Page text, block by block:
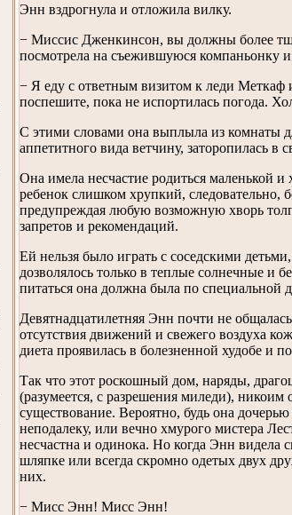
Энн вздрогнула и отложила вилку.
− Миссис Дженкинсон, вы должны более
посмотрела на съежившуюся компаньонку и
− Я еду с ответным визитом к леди Меткаф
поспешите, пока не испортилась погода.
С этими словами она выплыла из комнаты
аппетитного вида ветчину, заторопилась в
Она имела несчастие родиться маленькой и
ребенок слишком хрупкий, следовательно,
предупреждая любую возможную хворь
запретов и рекомендаций.
Ей нельзя было играть с соседскими
дозволялось только в теплые солнечные и
питаться она должна была по специальной
Девятнадцатилетняя Энн почти не
отсутствия движений и свежего воздуха
диета проявилась в болезненной худобе и
Так что этот роскошный дом, наряды,
(разумеется, с разрешения миледи),
существование. Вероятно, будь она
неподалеку, или вечно хмурого мистера
несчастна и одинока. Но когда Энн
шляпке или всегда скромно одетых двух
них.
− Мисс Энн! Мисс Энн!